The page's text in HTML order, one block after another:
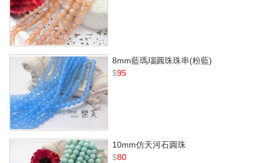
8mm藍瑪瑙圓珠珠串(粉藍)
$95
10mm仿天河石圓珠
$80